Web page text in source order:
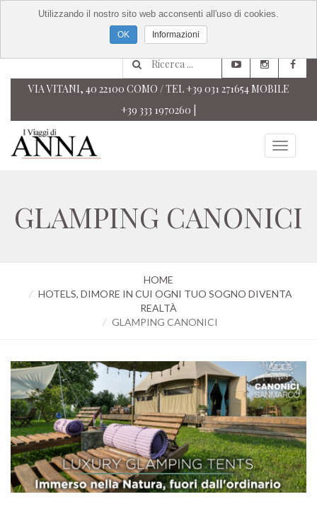
VIA VITANI, 40 22100 COMO / TEL +39 031 271654 MOBILE
+39 333 1970260 |
GLAMPING CANONICI
HOME
HOTELS, DIMORE IN CUI OGNI TUO SOGNO DIVENTA
REALTÀ
GLAMPING CANONICI
Utilizzando il nostro sito web acconsenti all'uso di cookies.
Informazioni